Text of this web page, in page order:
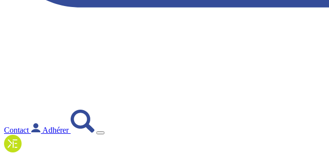
Contact Adhérer